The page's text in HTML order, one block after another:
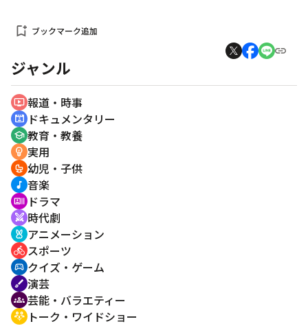
bookmark_add ブックマーク追加
ジャンル
ondemand_video 報道・時事
cinematic_blur ドキュメンタリー
school 教育・教養
emoji_objects 実用
crib 幼児・子供
music_note 音楽
recent_actors ドラマ
swords 時代劇
cruelty_free アニメーション
directions_bike スポーツ
sports_esports クイズ・ゲーム
brush 演芸
groups 芸能・バラエティー
adaptive_audio_mic トーク・ワイドショー